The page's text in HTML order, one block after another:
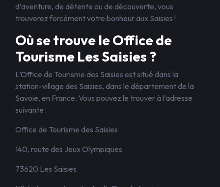
d’aventure, de détente ou de découverte, vous
trouverez forcément votre bonheur aux Saisies !
Où se trouve le Office de
Tourisme Les Saisies ?
L’Office de Tourisme des Saisies est situé dans la
station-village des Saisies, dans le département de la
Savoie, en France. Vous pouvez le trouver à l’adresse
suivante :
Office de Tourisme des Saisies
140, route des Jeux Olympiques
73620 Les Saisies